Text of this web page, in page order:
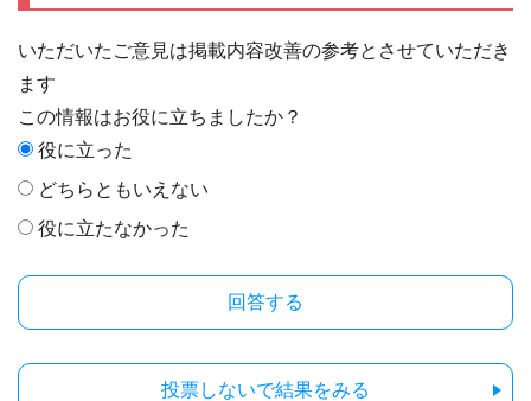
いただいたご意見は掲載内容改善の参考とさせていただき
ます
この情報はお役に立ちましたか？
役に立った
どちらともいえない
役に立たなかった
投票しないで結果をみる